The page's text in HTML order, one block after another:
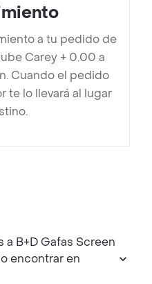
a tu pedido de
Carey + 0.00 a
Cuando el pedido
te lo llevará al lugar
B+D Gafas Screen
encontrar en